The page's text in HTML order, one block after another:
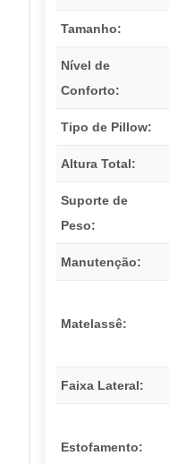
Tamanho:
Nível de
Conforto:
Tipo de Pillow:
Altura Total:
Suporte de
Peso:
Manutenção:
Matelassê:
Faixa Lateral:
Estofamento: